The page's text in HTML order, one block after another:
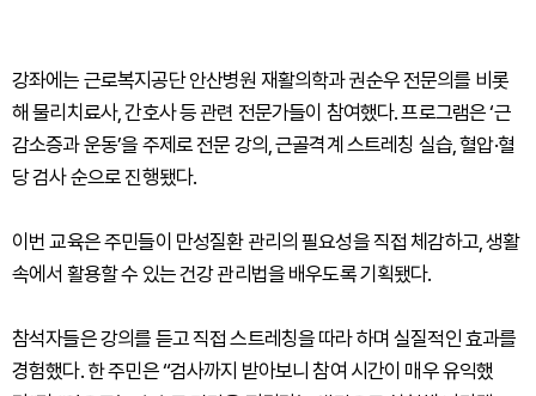
강좌에는 근로복지공단 안산병원 재활의학과 권순우 전문의를 비롯
해 물리치료사, 간호사 등 관련 전문가들이 참여했다. 프로그램은 ‘근
감소증과 운동’을 주제로 전문 강의, 근골격계 스트레칭 실습, 혈압·혈
당 검사 순으로 진행됐다.
이번 교육은 주민들이 만성질환 관리의 필요성을 직접 체감하고, 생활
속에서 활용할 수 있는 건강 관리법을 배우도록 기획됐다.
참석자들은 강의를 듣고 직접 스트레칭을 따라 하며 실질적인 효과를
경험했다. 한 주민은 “검사까지 받아보니 참여 시간이 매우 유익했